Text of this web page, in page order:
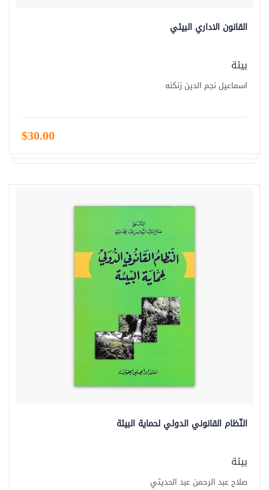
القانون الاداري البيئي
بيئة
اسماعيل نجم الدين زنكنه
$30.00
النّظام القانوني الدولي لحماية البيئة
بيئة
صلاح عبد الرحمن عبد الحديثي